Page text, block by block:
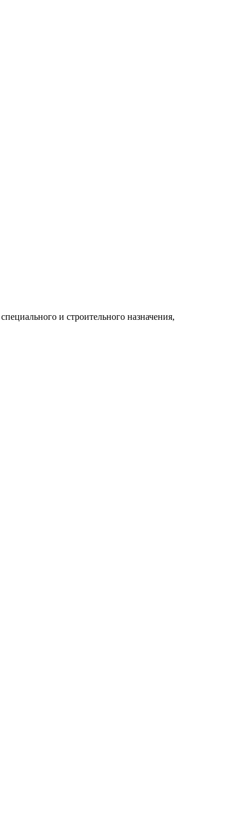
и строительного назначения,